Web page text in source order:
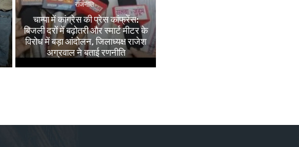
राजनीति
चाम्पा में कांग्रेस की प्रेस कांफ्रेंस:
बिजली दरों में बढ़ोतरी और स्मार्ट मीटर के
विरोध में बड़ा आंदोलन, जिलाध्यक्ष राजेश
अग्रवाल ने बताई रणनीति